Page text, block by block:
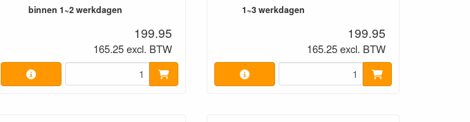
binnen 1~2 werkdagen
199.95
165.25 excl. BTW
1~3 werkdagen
199.95
165.25 excl. BTW